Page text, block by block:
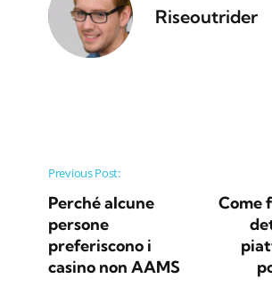
Riseoutrider
Post navigation
Previous Post:
Perché alcune
persone
preferiscono i
casino non AAMS
Come